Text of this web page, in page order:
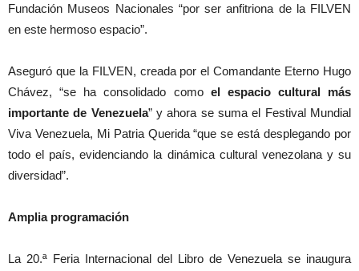
Fundación Museos Nacionales “por ser anfitriona de la FILVEN
en este hermoso espacio”.
Aseguró que la FILVEN, creada por el Comandante Eterno Hugo
Chávez, “se ha consolidado comoel espacio cultural más
importante de Venezuela” y ahora se suma el Festival Mundial
Viva Venezuela, Mi Patria Querida “que se está desplegando por
todo el país, evidenciando la dinámica cultural venezolana y su
diversidad”.
Amplia programación
La 20.ª Feria Internacional del Libro de Venezuela se inaugura